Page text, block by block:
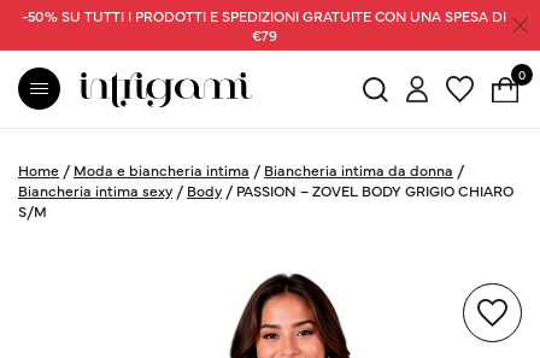
-50% SU TUTTI I PRODOTTI E SPEDIZIONI GRATUITE CON UNA SPESA DI
€79
0
Home / Moda e biancheria intima / Biancheria intima da donna /
Biancheria intima sexy / Body / PASSION – ZOVEL BODY GRIGIO CHIARO
S/M